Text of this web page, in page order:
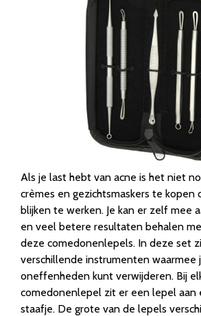
Als je last hebt van acne is het niet
crèmes en gezichtsmaskers te kopen
blijken te werken. Je kan er zelf mee
en veel betere resultaten behalen
deze comedonenlepels. In deze set
verschillende instrumenten waarmee
oneffenheden kunt verwijderen. Bij
comedonenlepel zit er een lepel aan
staafje. De grote van de lepels